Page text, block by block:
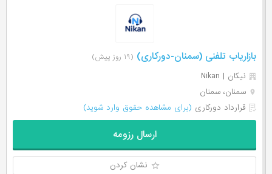
بازاریاب تلفنی (سمنان-دورکاری) (۱۹ روز پیش)
نیکان | Nikan
سمنان، سمنان
قرارداد دورکاری (برای مشاهده حقوق وارد شوید)
ارسال رزومه
نشان کردن